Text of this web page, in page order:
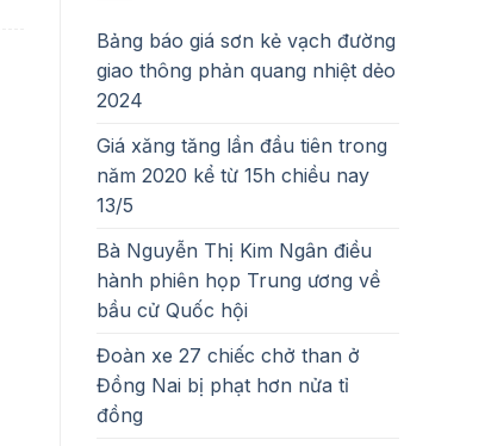
Bảng báo giá sơn kẻ vạch đường
giao thông phản quang nhiệt dẻo
2024
Giá xăng tăng lần đầu tiên trong
năm 2020 kể từ 15h chiều nay
13/5
Bà Nguyễn Thị Kim Ngân điều
hành phiên họp Trung ương về
bầu cử Quốc hội
Đoàn xe 27 chiếc chở than ở
Đồng Nai bị phạt hơn nửa tỉ
đồng